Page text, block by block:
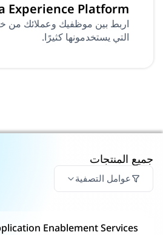
Experience Platform™
اربط بين موظفيك وعملائك من
التي يستخدمونها كثيرًا.
جميع المنتجات
عوامل التصفية
Enablement Services